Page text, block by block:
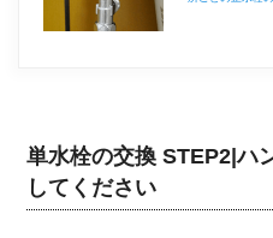
単水栓の交換 STEP2|ハ
してください